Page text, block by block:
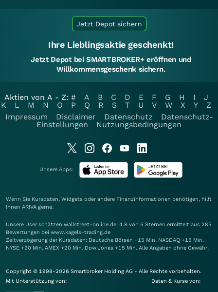
Jetzt Depot sichern
Ihre Lieblingsaktie geschenkt!
Jetzt Depot bei SMARTBROKER+ eröffnen und
Willkommensgeschenk sichern.
Aktien von A - Z: # A B C D E F G H I
J
K
L M N O P Q R S T U V W X Y
Z
Impressum
Disclaimer Datenschutz
Datenschutz-
Einstellungen
Nutzungsbedingungen
Unsere Apps:
Wenn Sie Kursdaten, Widgets oder andere Finanzinformationen benötigen, hilft
Ihnen ARIVA gerne.
Unsere User schätzen wallstreet-online.de: 4.8 von 5 Sternen ermittelt aus 285
Bewertungen bei www.kagels-trading.de
Zeitverzögerung der Kursdaten: Deutsche Börsen +15 Min. NASDAQ +15 Min.
NYSE +20 Min. AMEX +20 Min. Dow Jones +15 Min. Alle Angaben ohne Gewähr.
Copyright © 1998-2026 Smartbroker Holding AG - Alle Rechte vorbehalten.
Mit Unterstützung von:
Daten & Kurse von: